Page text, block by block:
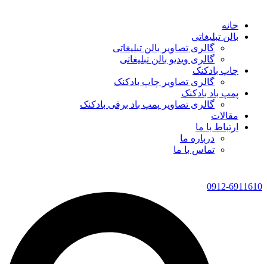
خانه
بالن تبلیغاتی
گالری تصاویر بالن تبلیغاتی
گالری ویدیو بالن تبلیغاتی
چاپ بادکنک
گالری تصاویر چاپ بادکنک
پمپ باد بادکنک
گالری تصاویر پمپ باد برقی بادکنک
مقالات
ارتباط با ما
درباره ما
تماس با ما
0912-6911610